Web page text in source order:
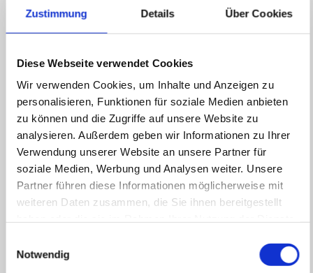
Zustimmung Details Über Cookies
Diese Webseite verwendet Cookies
Wir verwenden Cookies, um Inhalte und Anzeigen zu
personalisieren, Funktionen für soziale Medien anbieten
zu können und die Zugriffe auf unsere Website zu
analysieren. Außerdem geben wir Informationen zu Ihrer
Verwendung unserer Website an unsere Partner für
soziale Medien, Werbung und Analysen weiter. Unsere
Partner führen diese Informationen möglicherweise mit
weiteren Daten zusammen, die Sie ihnen bereitgestellt
Notwendig
GeraNetz GmbH tauscht Stromzähler schrittweise aus